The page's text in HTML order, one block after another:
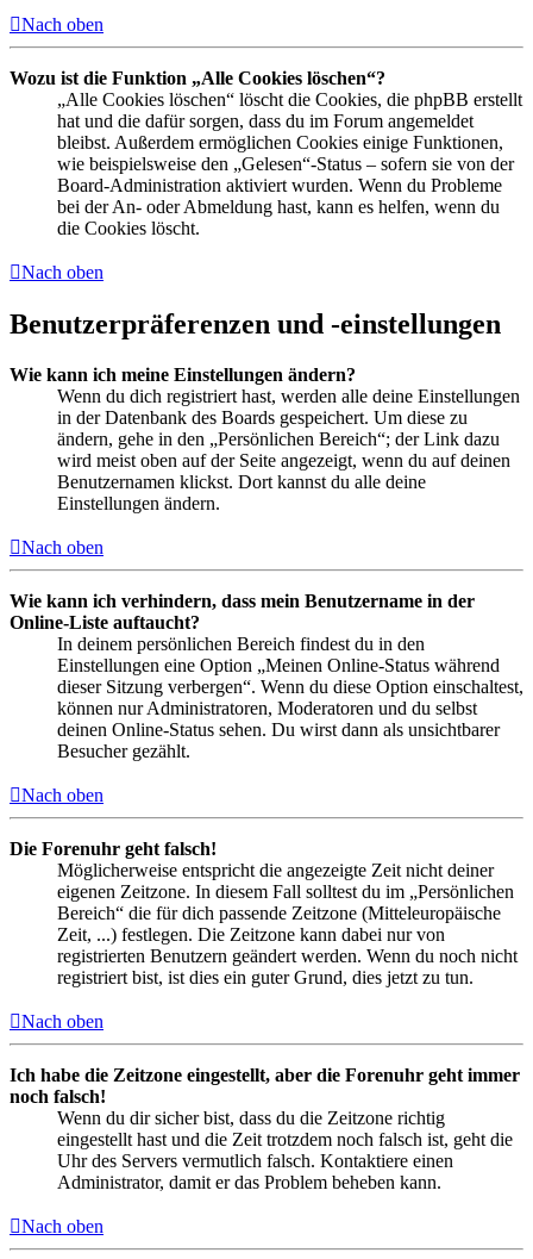
Nach oben
Wozu ist die Funktion „Alle Cookies löschen“?
„Alle Cookies löschen“ löscht die Cookies, die phpBB erstellt
hat und die dafür sorgen, dass du im Forum angemeldet
bleibst. Außerdem ermöglichen Cookies einige Funktionen,
wie beispielsweise den „Gelesen“-Status – sofern sie von der
Board-Administration aktiviert wurden. Wenn du Probleme
bei der An- oder Abmeldung hast, kann es helfen, wenn du
die Cookies löscht.
Nach oben
Benutzerpräferenzen und -einstellungen
Wie kann ich meine Einstellungen ändern?
Wenn du dich registriert hast, werden alle deine Einstellungen
in der Datenbank des Boards gespeichert. Um diese zu
ändern, gehe in den „Persönlichen Bereich“; der Link dazu
wird meist oben auf der Seite angezeigt, wenn du auf deinen
Benutzernamen klickst. Dort kannst du alle deine
Einstellungen ändern.
Nach oben
Wie kann ich verhindern, dass mein Benutzername in der
Online-Liste auftaucht?
In deinem persönlichen Bereich findest du in den
Einstellungen eine Option „Meinen Online-Status während
dieser Sitzung verbergen“. Wenn du diese Option einschaltest,
können nur Administratoren, Moderatoren und du selbst
deinen Online-Status sehen. Du wirst dann als unsichtbarer
Besucher gezählt.
Nach oben
Die Forenuhr geht falsch!
Möglicherweise entspricht die angezeigte Zeit nicht deiner
eigenen Zeitzone. In diesem Fall solltest du im „Persönlichen
Bereich“ die für dich passende Zeitzone (Mitteleuropäische
Zeit, ...) festlegen. Die Zeitzone kann dabei nur von
registrierten Benutzern geändert werden. Wenn du noch nicht
registriert bist, ist dies ein guter Grund, dies jetzt zu tun.
Nach oben
Ich habe die Zeitzone eingestellt, aber die Forenuhr geht immer
noch falsch!
Wenn du dir sicher bist, dass du die Zeitzone richtig
eingestellt hast und die Zeit trotzdem noch falsch ist, geht die
Uhr des Servers vermutlich falsch. Kontaktiere einen
Administrator, damit er das Problem beheben kann.
Nach oben